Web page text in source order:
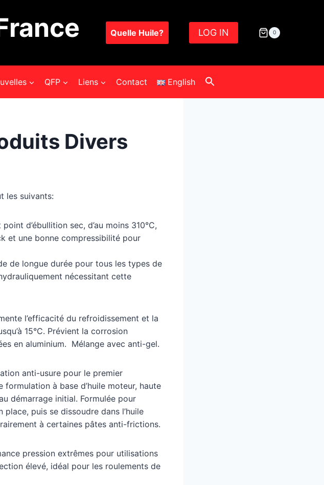
Quelle Huile? LOG IN 0
QFP Liens Contact English
Divers
les suivants:
d’ébullition sec, d’au moins 310°C,
et une bonne compressibilité pour
de longue durée pour tous les types de
nécessitant cette
l’efficacité du refroidissement et la
15°C. Prévient la corrosion
en aluminium. Mélange avec anti-gel.
anti-usure pour le premier
à base d’huile moteur, haute
démarrage initial. Formulée pour
puis se dissoudre dans l’huile
à certaines pâtes anti-frictions.
pression extrêmes pour utilisations
élevé, idéal pour les roulements de